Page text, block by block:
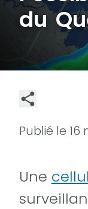
du
Publié le 16
Une